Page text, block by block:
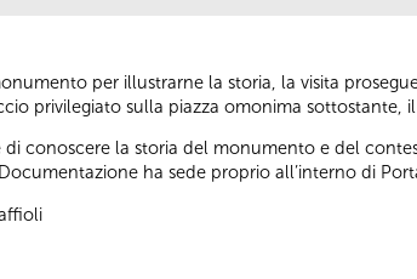
per illustrarne la storia, la visita
privilegiato sulla piazza omonima sottostante,
di conoscere la storia del monumento e del
ha sede proprio all’interno di